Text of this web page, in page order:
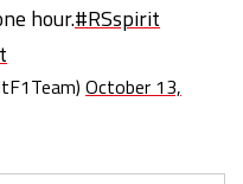
hour.#RSspirit
October 13,